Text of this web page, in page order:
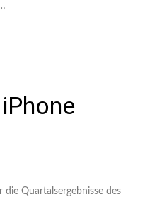
Quartalsergebnisse des